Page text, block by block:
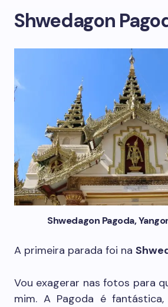
Shwedagon
Shwedagon Pagoda,
A primeira parada foi na
Vou exagerar nas fotos para
mim. A Pagoda é fantástica,